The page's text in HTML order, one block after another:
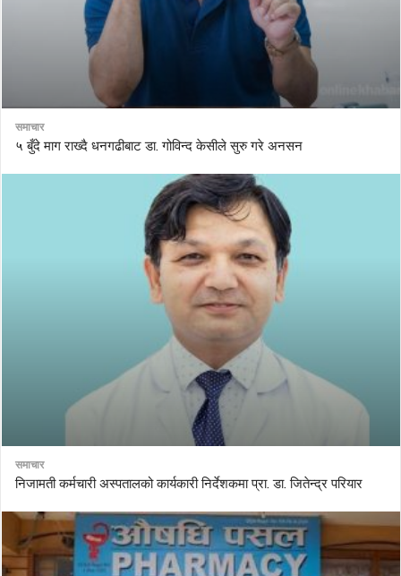
समाचार
५ बुँदे माग राख्दै धनगढीबाट डा. गोविन्द केसीले सुरु गरे अनसन
समाचार
निजामती कर्मचारी अस्पतालको कार्यकारी निर्देशकमा प्रा. डा. जितेन्द्र परियार